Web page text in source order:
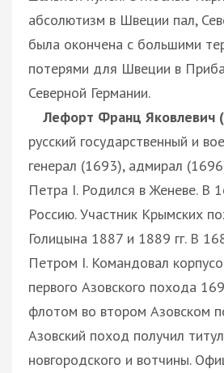
абсолютизм в Швеции пал,
была окончена с большими
потерями для Швеции в
Северной Германии.
Лефорт Франц Яковлевич
русский государственный и
генерал (1693), адмирал
Петра I. Родился в Женеве. В
Россию. Участник Крымских
Голицына 1887 и 1889 гг. В
Петром I. Командовал
первого Азовского похода
флотом во втором Азовском
Азовский поход получил
новгородского и вотчины.